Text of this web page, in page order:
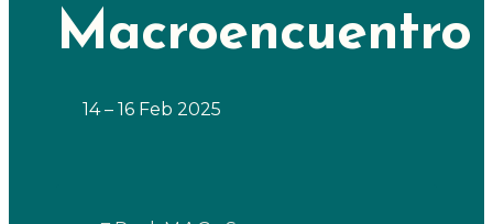
Macroencuentro
14 – 16 Feb 2025